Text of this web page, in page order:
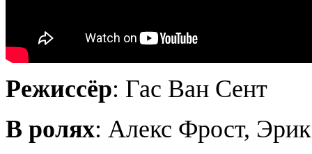
Режиссёр: Гас Ван Сент
В ролях: Алекс Фрост,